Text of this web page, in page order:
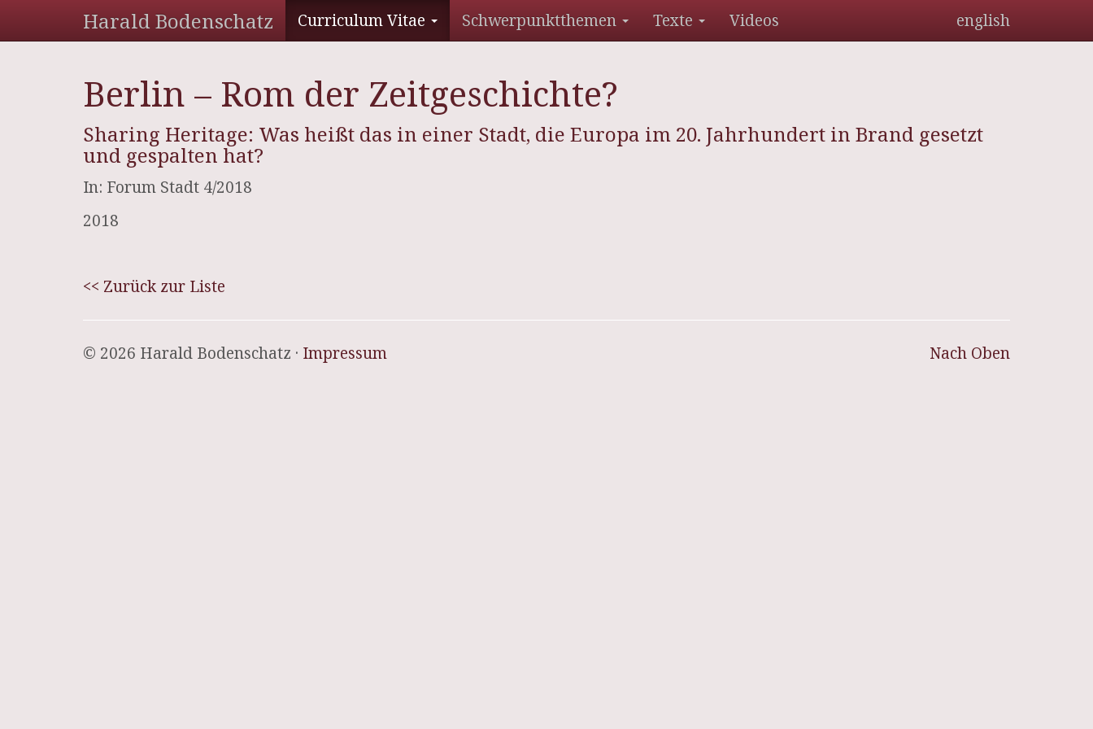
Harald Bodenschatz Curriculum Vitae Schwerpunktthemen Texte Videos english
Berlin – Rom der Zeitgeschichte?
Sharing Heritage: Was heißt das in einer Stadt, die Europa im 20. Jahrhundert in Brand gesetzt
und gespalten hat?
In: Forum Stadt 4/2018
2018
<< Zurück zur Liste
Nach Oben
© 2026 Harald Bodenschatz · Impressum